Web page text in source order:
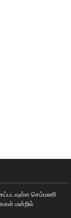
செம்மணி
மன்றில்